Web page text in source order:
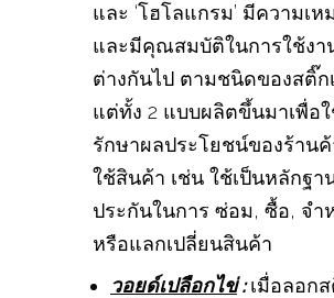
และ ‘โฮโลแกรม’ มีความเห
และมีคุณสมบัติในการใช้งา
ต่างกันไป ตามชนิดของสติ๊ก
แต่ทั้ง 2 แบบผลิตขึ้นมาเพื่อ
รักษาผลประโยชน์ของร้าน
ใช้สินค้า เช่น ใช้เป็นหลักฐา
ประกันในการ ซ่อม, ซื้อ, จำ
หรือแลกเปลี่ยนสินค้า
วอยด์เปลือกไข่:เมื่อลอก